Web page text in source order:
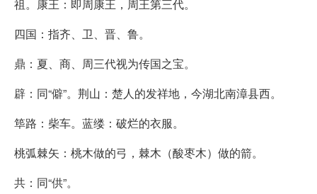
祖。康王：即周康王，周王第三代。
四国：指齐、卫、晋、鲁。
鼎：夏、商、周三代视为传国之宝。
辟：同“僻”。荆山：楚人的发祥地，今湖北南漳县西。
筚路：柴车。蓝缕：破烂的衣服。
桃弧棘矢：桃木做的弓，棘木（酸枣木）做的箭。
共：同“供”。